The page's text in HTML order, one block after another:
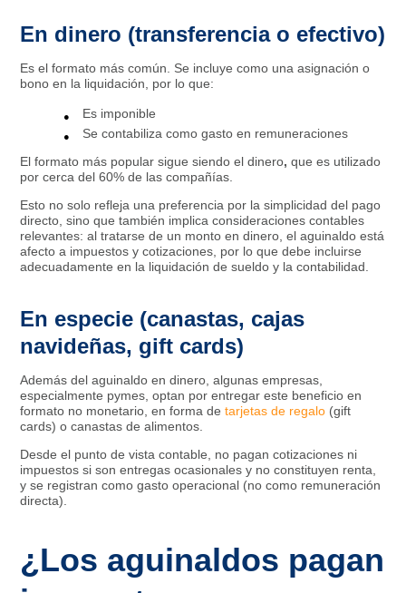
En dinero (transferencia o efectivo)
Es el formato más común. Se incluye como una asignación o
bono en la liquidación, por lo que:
Es imponible
Se contabiliza como gasto en remuneraciones
El formato más popular sigue siendo el dinero, que es utilizado
por cerca del 60% de las compañías.
Esto no solo refleja una preferencia por la simplicidad del pago
directo, sino que también implica consideraciones contables
relevantes: al tratarse de un monto en dinero, el aguinaldo está
afecto a impuestos y cotizaciones, por lo que debe incluirse
adecuadamente en la liquidación de sueldo y la contabilidad.
En especie (canastas, cajas
navideñas, gift cards)
Además del aguinaldo en dinero, algunas empresas,
especialmente pymes, optan por entregar este beneficio en
formato no monetario, en forma de tarjetas de regalo (gift
cards) o canastas de alimentos.
Desde el punto de vista contable, no pagan cotizaciones ni
impuestos si son entregas ocasionales y no constituyen renta,
y se registran como gasto operacional (no como remuneración
directa).
¿Los aguinaldos pagan